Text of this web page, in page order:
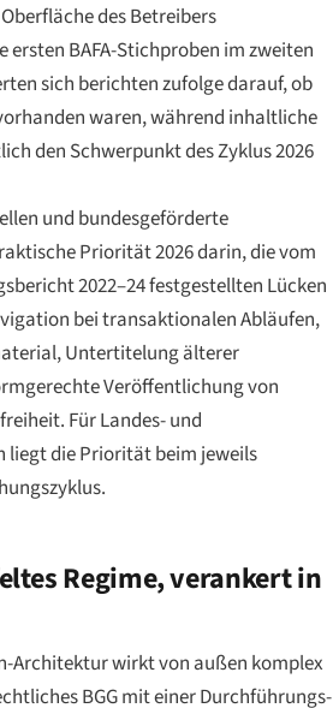
des Betreibers
BAFA-Stichproben im zweiten
sich berichten zufolge darauf, ob
waren, während inhaltliche
den Schwerpunkt des Zyklus 2026
und bundesgeförderte
Priorität 2026 darin, die vom
2022–24 festgestellten Lücken
bei transaktionalen Abläufen,
Untertitelung älterer
Veröffentlichung von
Für Landes- und
die Priorität beim jeweils
Regime, verankert in
Architektur wirkt von außen komplex
BGG mit einer Durchführungs-